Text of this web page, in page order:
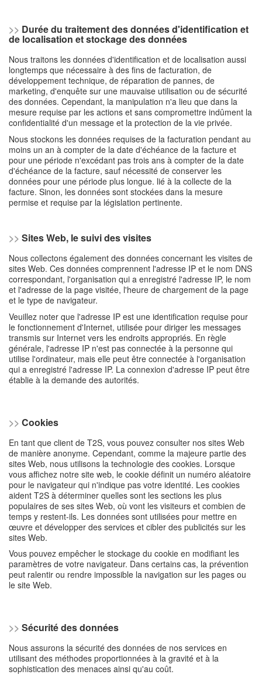
>> Durée du traitement des données d'identification et
de localisation et stockage des données
Nous traitons les données d'identification et de localisation aussi
longtemps que nécessaire à des fins de facturation, de
développement technique, de réparation de pannes, de
marketing, d'enquête sur une mauvaise utilisation ou de sécurité
des données. Cependant, la manipulation n'a lieu que dans la
mesure requise par les actions et sans compromettre indûment la
confidentialité d'un message et la protection de la vie privée.
Nous stockons les données requises de la facturation pendant au
moins un an à compter de la date d'échéance de la facture et
pour une période n'excédant pas trois ans à compter de la date
d'échéance de la facture, sauf nécessité de conserver les
données pour une période plus longue. lié à la collecte de la
facture. Sinon, les données sont stockées dans la mesure
permise et requise par la législation pertinente.
>> Sites Web, le suivi des visites
Nous collectons également des données concernant les visites de
sites Web. Ces données comprennent l'adresse IP et le nom DNS
correspondant, l'organisation qui a enregistré l'adresse IP, le nom
et l'adresse de la page visitée, l'heure de chargement de la page
et le type de navigateur.
Veuillez noter que l'adresse IP est une identification requise pour
le fonctionnement d'Internet, utilisée pour diriger les messages
transmis sur Internet vers les endroits appropriés. En règle
générale, l'adresse IP n'est pas connectée à la personne qui
utilise l'ordinateur, mais elle peut être connectée à l'organisation
qui a enregistré l'adresse IP. La connexion d'adresse IP peut être
établie à la demande des autorités.
>> Cookies
En tant que client de T2S, vous pouvez consulter nos sites Web
de manière anonyme. Cependant, comme la majeure partie des
sites Web, nous utilisons la technologie des cookies. Lorsque
vous affichez notre site web, le cookie définit un numéro aléatoire
pour le navigateur qui n'indique pas votre identité. Les cookies
aident T2S à déterminer quelles sont les sections les plus
populaires de ses sites Web, où vont les visiteurs et combien de
temps y restent-ils. Les données sont utilisées pour mettre en
œuvre et développer des services et cibler des publicités sur les
sites Web.
Vous pouvez empêcher le stockage du cookie en modifiant les
paramètres de votre navigateur. Dans certains cas, la prévention
peut ralentir ou rendre impossible la navigation sur les pages ou
le site Web.
>> Sécurité des données
Nous assurons la sécurité des données de nos services en
utilisant des méthodes proportionnées à la gravité et à la
sophistication des menaces ainsi qu'au coût.